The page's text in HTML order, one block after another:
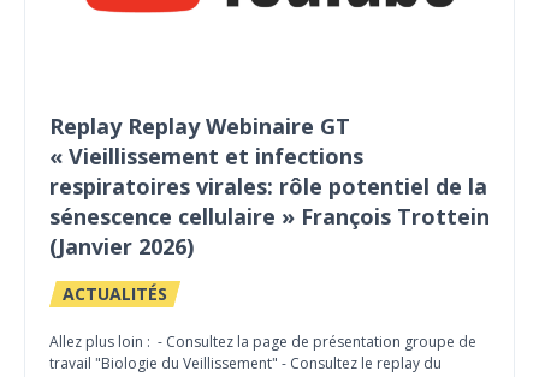
Replay Replay Webinaire GT
« Vieillissement et infections
respiratoires virales: rôle potentiel de la
sénescence cellulaire » François Trottein
(Janvier 2026)
ACTUALITÉS
Allez plus loin : - Consultez la page de présentation groupe de
travail "Biologie du Veillissement" - Consultez le replay du